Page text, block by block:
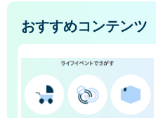
おすすめコンテンツ